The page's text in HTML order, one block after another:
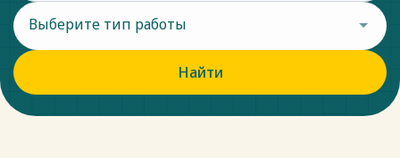
Выберите тип работы
Найти